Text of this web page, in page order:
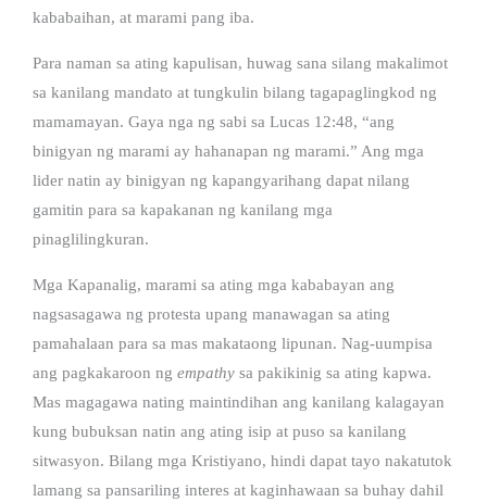
kababaihan, at marami pang iba.
Para naman sa ating kapulisan, huwag sana silang makalimot
sa kanilang mandato at tungkulin bilang tagapaglingkod ng
mamamayan. Gaya nga ng sabi sa Lucas 12:48, “ang
binigyan ng marami ay hahanapan ng marami.” Ang mga
lider natin ay binigyan ng kapangyarihang dapat nilang
gamitin para sa kapakanan ng kanilang mga
pinaglilingkuran.
Mga Kapanalig, marami sa ating mga kababayan ang
nagsasagawa ng protesta upang manawagan sa ating
pamahalaan para sa mas makataong lipunan. Nag-uumpisa
ang pagkakaroon ng empathy sa pakikinig sa ating kapwa.
Mas magagawa nating maintindihan ang kanilang kalagayan
kung bubuksan natin ang ating isip at puso sa kanilang
sitwasyon. Bilang mga Kristiyano, hindi dapat tayo nakatutok
lamang sa pansariling interes at kaginhawaan sa buhay dahil